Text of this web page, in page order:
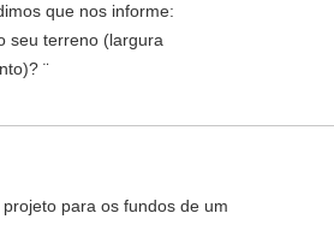
que nos informe:
seu terreno (largura
¨
para os fundos de um